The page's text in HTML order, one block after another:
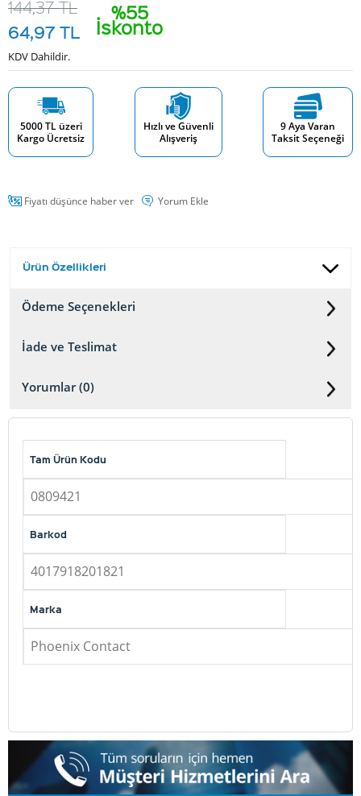
%55
İskonto
144,37TL
64,97 TL
KDV Dahildir.
5000 TL üzeri
Kargo Ücretsiz
Hızlı ve Güvenli
Alışveriş
9 Aya Varan
Taksit Seçeneği
Fiyatı düşünce haber ver Yorum Ekle
Ürün Özellikleri
Ödeme Seçenekleri
İade ve Teslimat
Yorumlar (0)
Tam Ürün Kodu
0809421
Barkod
4017918201821
Marka
Phoenix Contact